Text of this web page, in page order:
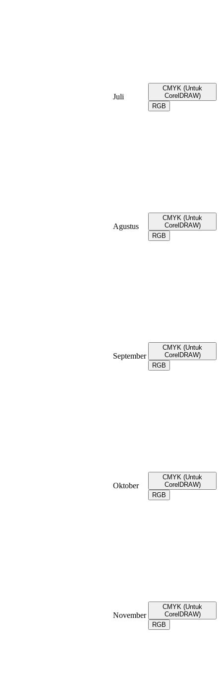
Juli
CMYK (Untuk
CorelDRAW)
RGB
Agustus
CMYK (Untuk
CorelDRAW)
RGB
September
CMYK (Untuk
CorelDRAW)
RGB
Oktober
CMYK (Untuk
CorelDRAW)
RGB
November
CMYK (Untuk
CorelDRAW)
RGB